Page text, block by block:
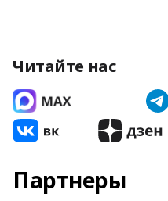
Читайте нас
Партнеры